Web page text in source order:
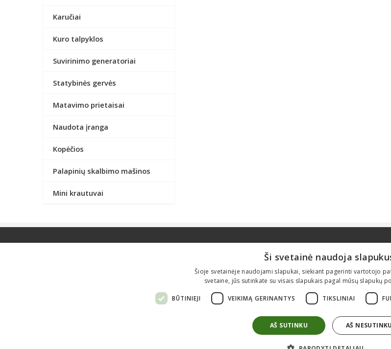
Karučiai
Kuro talpyklos
Suvirinimo generatoriai
Statybinės gervės
Matavimo prietaisai
Naudota įranga
Kopėčios
Palapinių skalbimo mašinos
Mini krautuvai
Garantijos
Privatumo politika
Karjera
Statybinės
Atsarginės detalės
Modulinės patalpos
Tranšėjiniai klojiniai
Ši svetainė naudoja
Šioje svetainėje naudojami slapukai, siekiant pagerinti vartotojo
svetaine, jūs sutinkate su visais slapukais pagal mūsų slapukų
BŪTINIEJI VEIKIMĄ GERINANTYS TIKSLINIAI
AŠ SUTINKU AŠ NESUTINKU